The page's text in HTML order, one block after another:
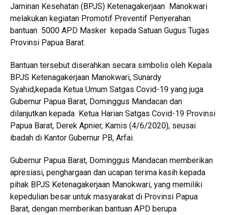
Jaminan Kesehatan (BPJS) Ketenagakerjaan Manokwari
melakukan kegiatan Promotif Preventif Penyerahan
bantuan 5000 APD Masker kepada Satuan Gugus Tugas
Provinsi Papua Barat.
Bantuan tersebut diserahkan secara simbolis oleh Kepala
BPJS Ketenagakerjaan Manokwari, Sunardy
Syahid,kepada Ketua Umum Satgas Covid-19 yang juga
Gubernur Papua Barat, Dominggus Mandacan dan
dilanjutkan kepada Ketua Harian Satgas Covid-19 Provinsi
Papua Barat, Derek Apnier, Kamis (4/6/2020), seusai
ibadah di Kantor Gubernur PB, Arfai.
Gubernur Papua Barat, Dominggus Mandacan memberikan
apresiasi, penghargaan dan ucapan terima kasih kepada
pihak BPJS Ketenagakerjaan Manokwari, yang memiliki
kepedulian besar untuk masyarakat di Provinsi Papua
Barat, dengan memberikan bantuan APD berupa